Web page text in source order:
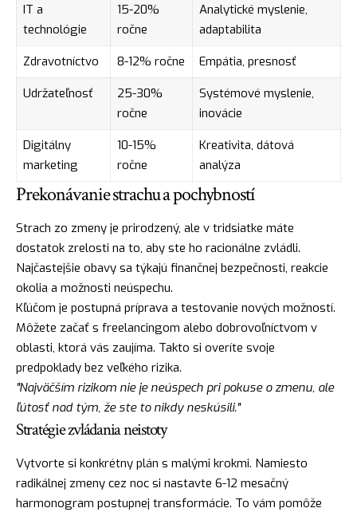
IT a
technológie
15-20%
ročne
Analytické myslenie,
adaptabilita
Zdravotníctvo
8-12% ročne
Empátia, presnosť
Udržateľnosť
25-30%
ročne
Systémové myslenie,
inovácie
Digitálny
marketing
10-15%
ročne
Kreativita, dátová
analýza
Prekonávanie strachu a pochybností
Strach zo zmeny je prirodzený, ale v tridsiatke máte
dostatok zrelosti na to, aby ste ho racionálne zvládli.
Najčastejšie obavy sa týkajú finančnej bezpečnosti, reakcie
okolia a možnosti neúspechu.
Kľúčom je postupná príprava a testovanie nových možností.
Môžete začať s freelancingom alebo dobrovoľníctvom v
oblasti, ktorá vás zaujíma. Takto si overíte svoje
predpoklady bez veľkého rizika.
"Najväčším rizikom nie je neúspech pri pokuse o zmenu, ale
ľútosť nad tým, že ste to nikdy neskúsili."
Stratégie zvládania neistoty
Vytvorte si konkrétny plán s malými krokmi. Namiesto
radikálnej zmeny cez noc si nastavte 6-12 mesačný
harmonogram postupnej transformácie. To vám pomôže